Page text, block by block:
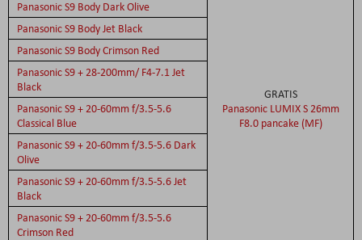
GRATIS
Panasonic LUMIX S 26mm
F8.0 pancake (MF)
Panasonic S9 Body Dark Olive
Panasonic S9 Body Jet Black
Panasonic S9 Body Crimson Red
Panasonic S9 + 28-200mm/ F4-7.1 Jet
Black
Panasonic S9 + 20-60mm f/3.5-5.6
Classical Blue
Panasonic S9 + 20-60mm f/3.5-5.6 Dark
Olive
Panasonic S9 + 20-60mm f/3.5-5.6 Jet
Black
Panasonic S9 + 20-60mm f/3.5-5.6
Crimson Red